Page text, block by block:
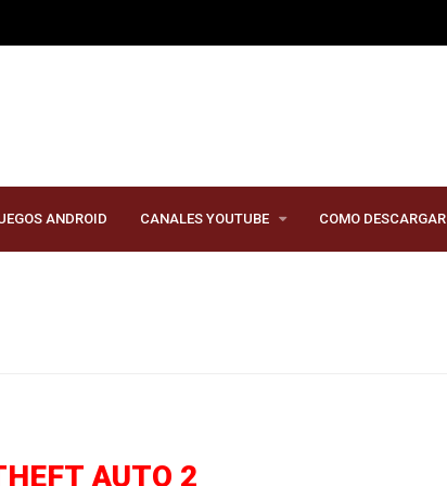
ANDROID CANALES YOUTUBE COMO DESCARGAR
AUTO 2